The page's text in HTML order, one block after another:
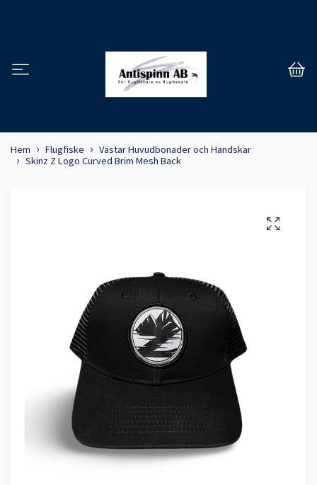
Hem Flugfiske
Västar Huvudbonader och Handskar
Skinz Z Logo Curved Brim Mesh Back